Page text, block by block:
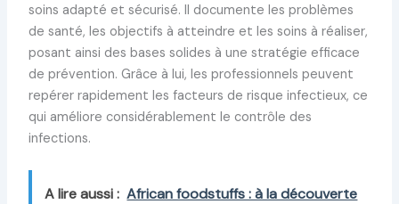
soins adapté et sécurisé. Il documente les problèmes
de santé, les objectifs à atteindre et les soins à réaliser,
posant ainsi des bases solides à une stratégie efficace
de prévention. Grâce à lui, les professionnels peuvent
repérer rapidement les facteurs de risque infectieux, ce
qui améliore considérablement le contrôle des
infections.
A lire aussi : African foodstuffs : à la découverte